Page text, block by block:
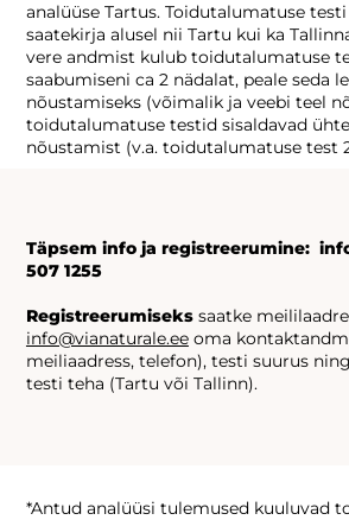
analüüse Tartus. Toidutalumatuse
saatekirja alusel nii Tartu kui ka
vere andmist kulub toidutalumatuse
saabumiseni ca 2 nädalat, peale seda
nõustamiseks (võimalik ja veebi teel
toidutalumatuse testid sisaldavad
nõustamist (v.a. toidutalumatuse test
Täpsem info ja registreerumine:
507 1255
Registreerumisekssaatke
info@vianaturale.eeoma
meiliaadress, telefon), testi suurus
testi teha (Tartu või Tallinn).
*Antud analüüsi tulemused kuuluvad